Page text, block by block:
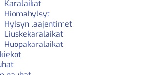
Karalaikat
Hiomahylsyt
Hylsyn laajentimet
Liuskekaralaikat
Huopakaralaikat